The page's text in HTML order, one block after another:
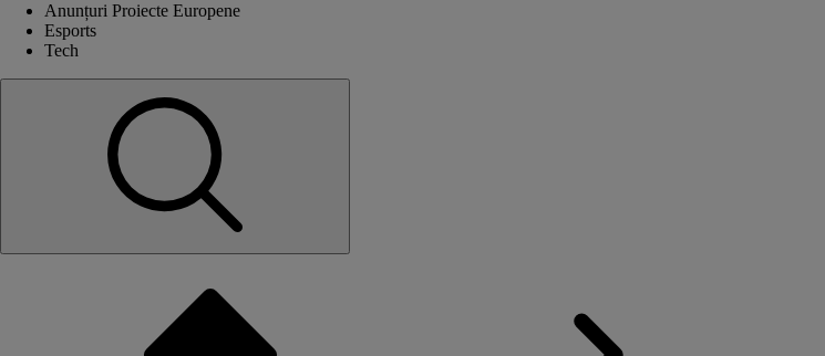
Anunțuri Proiecte Europene
Esports
Tech